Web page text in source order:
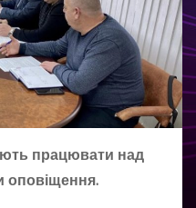
працювати над
оповіщення.